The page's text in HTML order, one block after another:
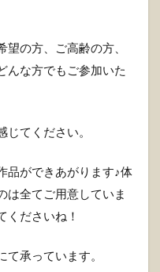
の方、ご高齢の方、
んな方でもご参加いた
てください。
品ができあがります♪体
は全てご用意していま
くださいね！
承っています。